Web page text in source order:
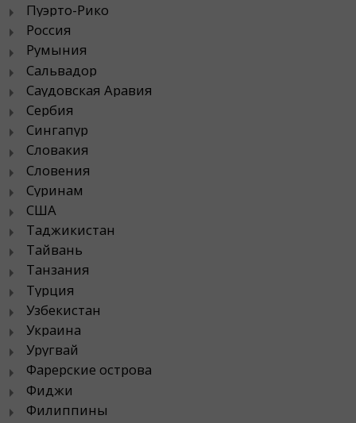
Пуэрто-Рико
Россия
Румыния
Сальвадор
Саудовская Аравия
Сербия
Сингапур
Словакия
Словения
Суринам
США
Таджикистан
Тайвань
Танзания
Турция
Узбекистан
Украина
Уругвай
Фарерские острова
Фиджи
Филиппины